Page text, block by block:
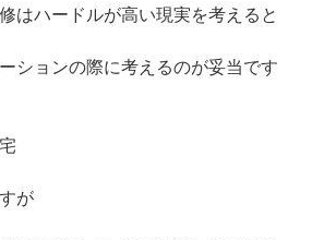
はハードルが高い現実を考えると
ションの際に考えるのが妥当です
が